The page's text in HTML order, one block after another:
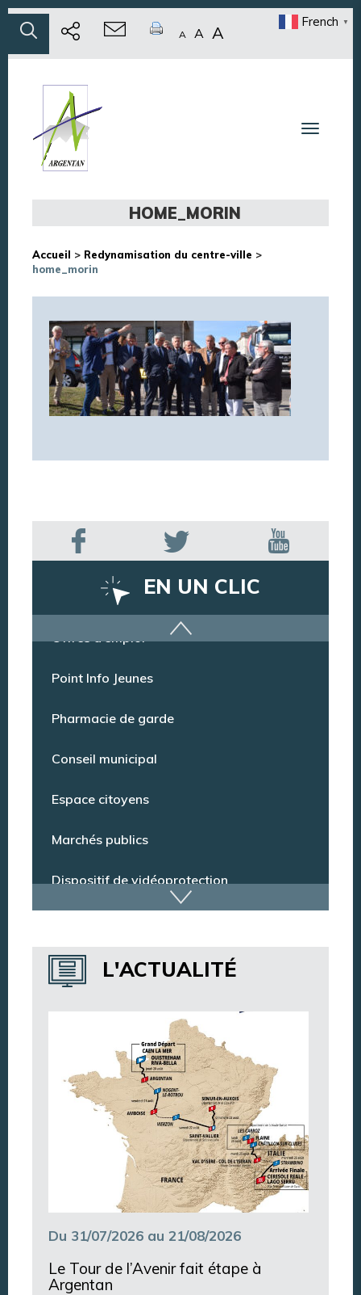
A A A
French ▼
Toggle
HOME_MORIN
Accueil > Redynamisation du centre-ville >
home_morin
EN UN CLIC
Dispositif de vidéoprotection
Annuaire des services
Annuaire des associations
Argentan Aujourd’hui
L'ACTUALITÉ
Du 31/07/2026 au 21/08/2026
Le Tour de l’Avenir fait étape à
Argentan